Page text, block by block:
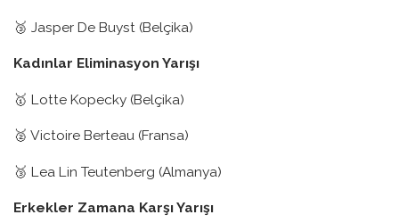
🥉 Jasper De Buyst (Belçika)
Kadınlar Eliminasyon Yarışı
🥇 Lotte Kopecky (Belçika)
🥈 Victoire Berteau (Fransa)
🥉 Lea Lin Teutenberg (Almanya)
Erkekler Zamana Karşı Yarışı